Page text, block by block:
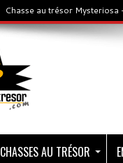
Chasse au trésor
CHASSES AU TRÉSOR